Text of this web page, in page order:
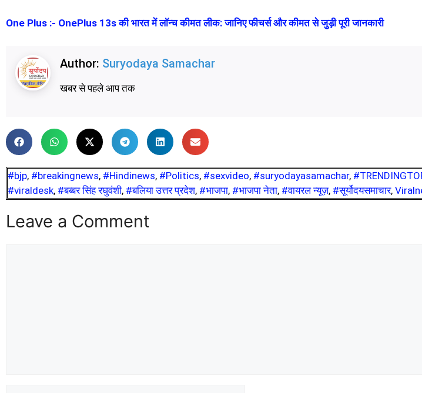
One Plus :- OnePlus 13s की भारत में लॉन्च कीमत लीक: जानिए फीचर्स और कीमत से जुड़ी पूरी जानकारी
Author: Suryodaya Samachar
खबर से पहले आप तक
#bjp, #breakingnews, #Hindinews, #Politics, #sexvideo, #suryodayasamachar,
#viraldesk, #बब्बर सिंह रघुवंशी, #बलिया उत्तर प्रदेश, #भाजपा, #भाजपा नेता, #वायरल न्यूज़, #सूर्योदयसमाचार,
Leave a Comment